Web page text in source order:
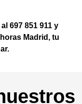
697 851 911 y
Madrid, tu